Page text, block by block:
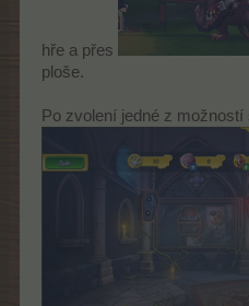
hře a přes
ploše.
Po zvolení jedné z